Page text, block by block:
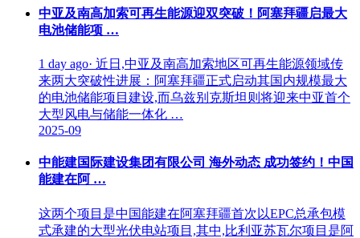
中亚及南高加索可再生能源迎双突破！阿塞拜疆启最大
电池储能项 …
1 day ago· 近日,中亚及南高加索地区可再生能源领域传
来两大突破性进展：阿塞拜疆正式启动其国内规模最大
的电池储能项目建设,而乌兹别克斯坦则将迎来中亚首个
大型风电与储能一体化 …
2025-09
中能建国际建设集团有限公司 海外动态 成功签约！中国
能建在阿 …
这两个项目是中国能建在阿塞拜疆首次以EPC总承包模
式承建的大型光伏电站项目,其中,比利亚苏瓦尔项目是阿